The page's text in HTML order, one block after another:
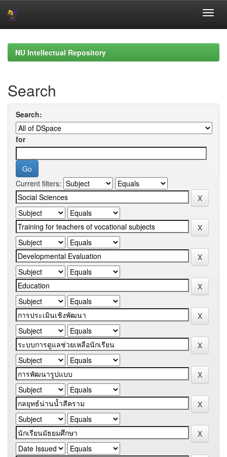
navigationNU Intellectual Repository
Search
Search:
for
Current filters: